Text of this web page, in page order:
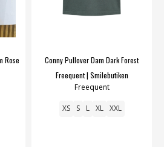
Rose
Conny Pullover Dam Dark Forest
Freequent | Smilebutiken
Freequent
XS S L XL XXL